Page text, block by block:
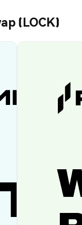
(LOCK)